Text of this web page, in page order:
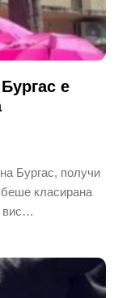
е
Бургас, получи
класирана
вис…